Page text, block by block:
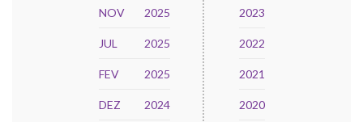
NOV 2025
JUL 2025
FEV 2025
DEZ 2024
2023
2022
2021
2020